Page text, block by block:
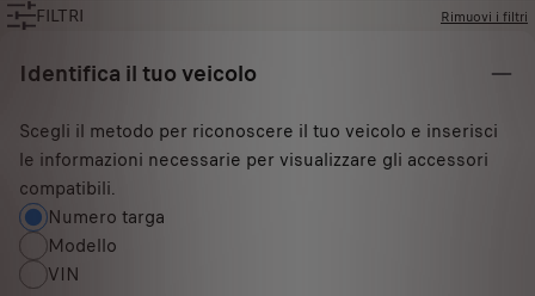
FILTRI Rimuovi i filtri
Identifica il tuo veicolo
Scegli il metodo per riconoscere il tuo veicolo e inserisci
le informazioni necessarie per visualizzare gli accessori
compatibili.
Numero targa
Modello
VIN